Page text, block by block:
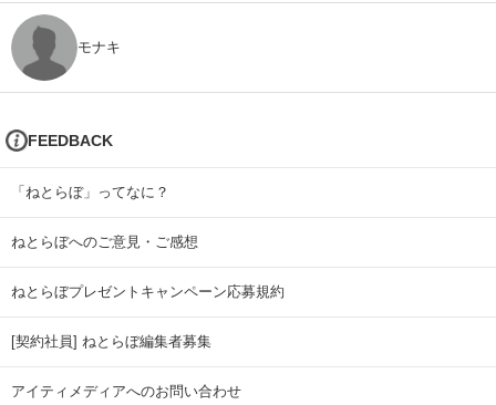
モナキ
FEEDBACK
「ねとらぼ」ってなに？
ねとらぼへのご意見・ご感想
ねとらぼプレゼントキャンペーン応募規約
[契約社員] ねとらぼ編集者募集
アイティメディアへのお問い合わせ